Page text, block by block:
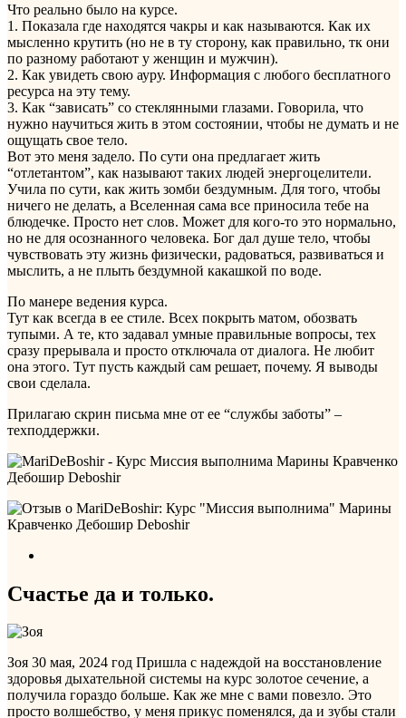
Что реально было на курсе.
1. Показала где находятся чакры и как называются. Как их
мысленно крутить (но не в ту сторону, как правильно, тк они
по разному работают у женщин и мужчин).
2. Как увидеть свою ауру. Информация с любого бесплатного
ресурса на эту тему.
3. Как “зависать” со стеклянными глазами. Говорила, что
нужно научиться жить в этом состоянии, чтобы не думать и не
ощущать свое тело.
Вот это меня задело. По сути она предлагает жить
“отлетантом”, как называют таких людей энергоцелители.
Учила по сути, как жить зомби бездумным. Для того, чтобы
ничего не делать, а Вселенная сама все приносила тебе на
блюдечке. Просто нет слов. Может для кого-то это нормально,
но не для осознанного человека. Бог дал душе тело, чтобы
чувствовать эту жизнь физически, радоваться, развиваться и
мыслить, а не плыть бездумной какашкой по воде.
По манере ведения курса.
Тут как всегда в ее стиле. Всех покрыть матом, обозвать
тупыми. А те, кто задавал умные правильные вопросы, тех
сразу прерывала и просто отключала от диалога. Не любит
она этого. Тут пусть каждый сам решает, почему. Я выводы
свои сделала.
Прилагаю скрин письма мне от ее “службы заботы” –
техподдержки.
Счастье да и только.
Зоя 30 мая, 2024 год Пришла с надеждой на восстановление
здоровья дыхательной системы на курс золотое сечение, а
получила гораздо больше. Как же мне с вами повезло. Это
просто волшебство, у меня прикус поменялся, да и зубы стали